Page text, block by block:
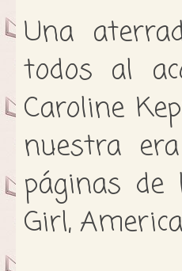
Una
todos al
Caroline
nuestra
páginas de
Girl,